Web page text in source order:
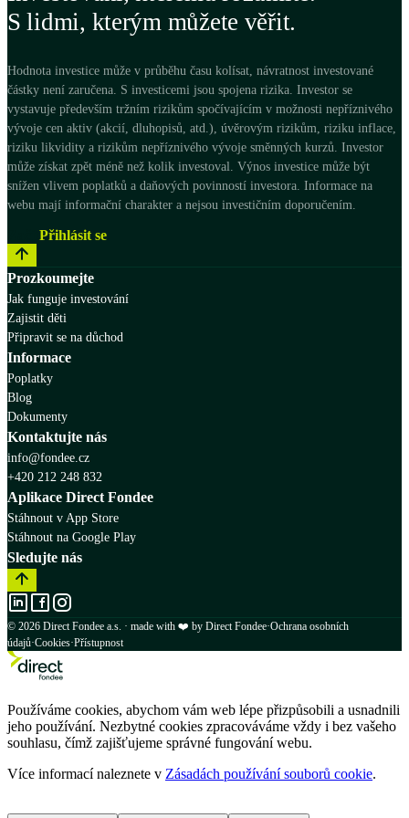
a investovat peníze do subjektů, které podnikají s ohledem na
náš svět a budoucnost. Navíc s vědomím, že Vaši investici
neohrozí rizika, která běžná finanční analýza odkryje jen stěží.
Vaší investice a zároveň dosahujete solidního finančního
zhodnocení.
S lidmi, kterým můžete věřit.
Hodnota investice může v průběhu času kolísat, návratnost investované
částky není zaručena. S investicemi jsou spojena rizika. Investor se
vystavuje především tržním rizikům spočívajícím v možnosti nepříznivého
vývoje cen aktiv (akcií, dluhopisů, atd.), úvěrovým rizikům, riziku inflace,
riziku likvidity a rizikům nepříznivého vývoje směnných kurzů. Investor
může získat zpět méně než kolik investoval. Výnos investice může být
snížen vlivem poplatků a daňových povinností investora. Informace na
webu mají informační charakter a nejsou investičním doporučením.
Přihlásit se
Prozkoumejte
Jak funguje investování
Zajistit děti
Připravit se na důchod
Informace
Poplatky
Blog
Dokumenty
Kontaktujte nás
info@fondee.cz
+420 212 248 832
Aplikace Direct Fondee
Stáhnout v App Store
Stáhnout na Google Play
Sledujte nás
© 2026 Direct Fondee a.s. · made with ❤️ by Direct Fondee·Ochrana osobních
údajů·Cookies·Přístupnost
Používáme cookies, abychom vám web lépe přizpůsobili a usnadnili
jeho používání. Nezbytné cookies zpracováváme vždy i bez vašeho
souhlasu, čímž zajišťujeme správné fungování webu.
Více informací naleznete v Zásadách používání souborů cookie.